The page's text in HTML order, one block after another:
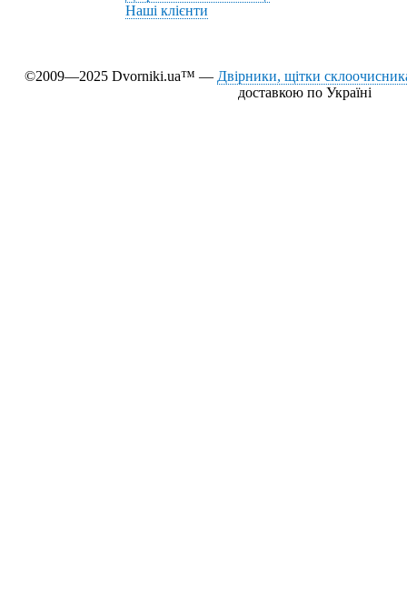
Наші клієнти
©2009—2025 Dvorniki.ua™ — Двірники, щітки
доставкою по Україні